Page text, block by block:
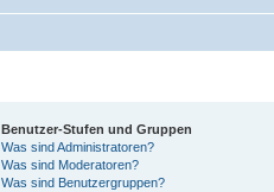
Benutzer-Stufen und Gruppen
Was sind Administratoren?
Was sind Moderatoren?
Was sind Benutzergruppen?